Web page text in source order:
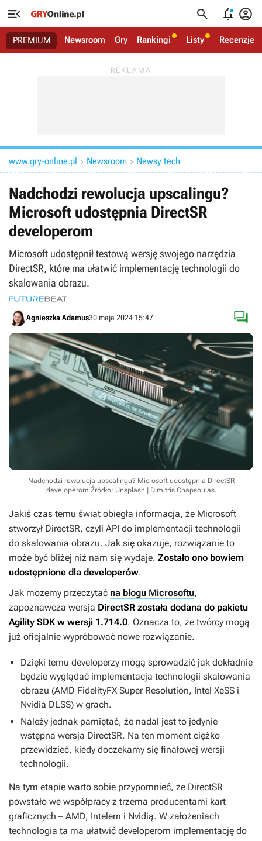
   
PREMIUM Newsroom Gry Rankingi Listy Recenzje
www.gry-online.pl  Newsroom  Newsy tech
Nadchodzi rewolucja upscalingu?
Microsoft udostępnia DirectSR
developerom
Microsoft udostępnił testową wersję swojego narzędzia
DirectSR, które ma ułatwić implementację technologii do
skalowania obrazu.
Agnieszka Adamus30 maja 2024 15:47 
Nadchodzi rewolucja upscalingu? Microsoft udostępnia DirectSR
developerom Źródło: Unsplash | Dimitris Chapsoulas.
Jakiś czas temu świat obiegła informacja, że Microsoft
stworzył DirectSR, czyli API do implementacji technologii
do skalowania obrazu. Jak się okazuje, rozwiązanie to
może być bliżej niż nam się wydaje. Zostało ono bowiem
udostępnione dla developerów.
Jak możemy przeczytać na blogu Microsoftu,
zapoznawcza wersja DirectSR została dodana do pakietu
Agility SDK w wersji 1.714.0. Oznacza to, że twórcy mogą
już oficjalnie wypróbować nowe rozwiązanie.
Dzięki temu developerzy mogą sprowadzić jak dokładnie
będzie wyglądać implementacja technologii skalowania
obrazu (AMD FidelityFX Super Resolution, Intel XeSS i
Nvidia DLSS) w grach.
Należy jednak pamiętać, że nadal jest to jedynie
wstępna wersja DirectSR. Na ten moment ciężko
przewidzieć, kiedy doczekamy się finałowej wersji
technologii.
Na tym etapie warto sobie przypomnieć, że DirectSR
powstało we współpracy z trzema producentami kart
graficznych – AMD, Intelem i Nvidią. W założeniach
technologia ta ma ułatwić developerom implementację do